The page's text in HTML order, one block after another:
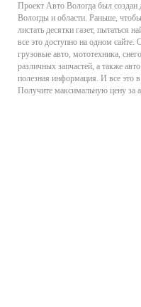
Проект Авто Вологда был создан
Вологды и области. Раньше,
листать десятки газет, пытаться
все это доступно на одном
грузовые авто, мототехника,
различных запчастей, а также
полезная информация. И все это
Получите максимальную цену за